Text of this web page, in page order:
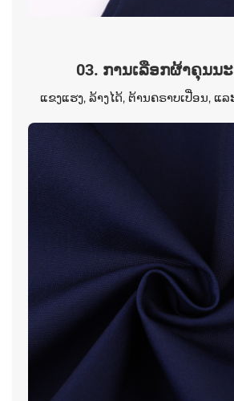
03. ການເລືອກຜ້າຄຸນນ
ແຂງແຮງ, ລ້າງໄດ້, ຕ້ານຄຣາບເປື່ອນ, ແ